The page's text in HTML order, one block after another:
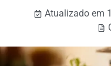
Atualizado em